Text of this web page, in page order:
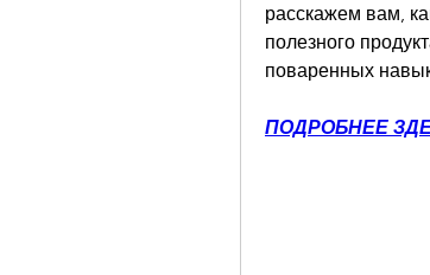
расскажем вам,
полезного
поваренных
ПОДРОБНЕЕ